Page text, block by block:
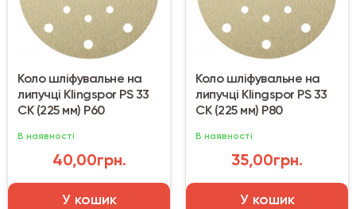
Коло шліфувальне на
липучці Klingspor PS 33
CK (225 мм) Р60
В наявності
40,00грн.
У кошик
Коло шліфувальне на
липучці Klingspor PS 33
CK (225 мм) Р80
В наявності
35,00грн.
У кошик